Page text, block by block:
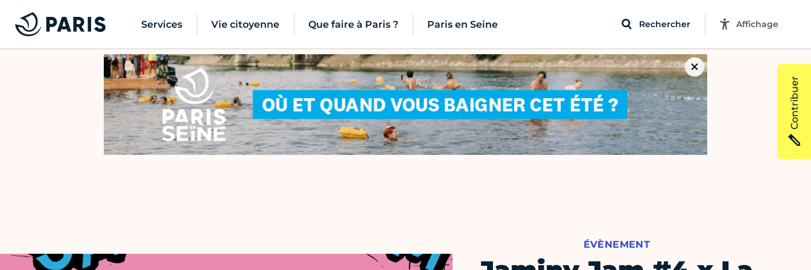
Services Vie citoyenne Que faire à Paris ? Paris en Seine Rechercher Affichage
ÉVÈNEMENT
Contribuer